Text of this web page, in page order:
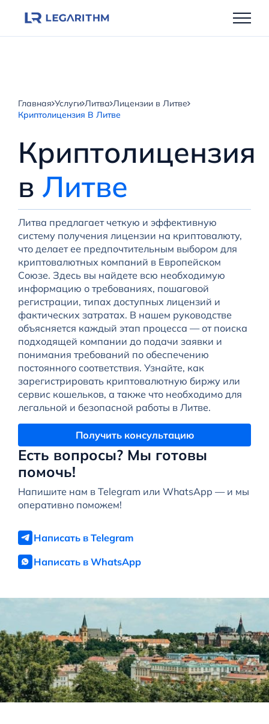
Главная Услуги Литва Лицензии в Литве
Криптолицензия В Литве
Криптолицензия
в Литве
Есть вопросы? Мы готовы
помочь!
Напишите нам в Telegram или WhatsApp — и мы
оперативно поможем!
Написать в Telegram
Написать в WhatsApp
Литва предлагает четкую и эффективную
систему получения лицензии на криптовалюту,
что делает ее предпочтительным выбором для
криптовалютных компаний в Европейском
Союзе. Здесь вы найдете всю необходимую
информацию о требованиях, пошаговой
регистрации, типах доступных лицензий и
фактических затратах. В нашем руководстве
объясняется каждый этап процесса — от поиска
подходящей компании до подачи заявки и
понимания требований по обеспечению
постоянного соответствия. Узнайте, как
зарегистрировать криптовалютную биржу или
сервис кошельков, а также что необходимо для
легальной и безопасной работы в Литве.
Получить консультацию